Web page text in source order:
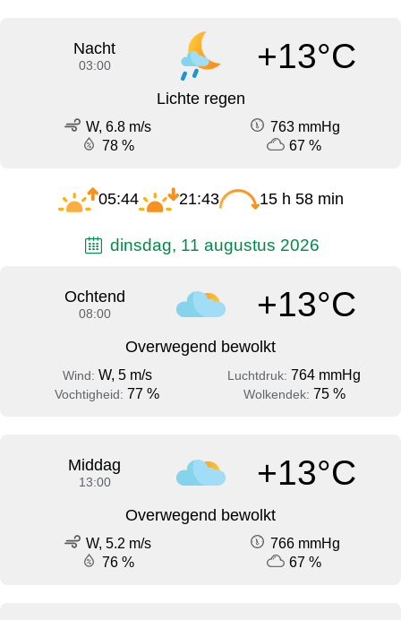
Nacht
03:00 +13°C
Lichte regen
W, 6.8 m/s
763 mmHg
78 %
67 %
05:44 21:43 15 h 58 min
dinsdag, 11 augustus 2026
Ochtend
08:00 +13°C
Overwegend bewolkt
Wind: W, 5 m/s Luchtdruk: 764 mmHg
Vochtigheid: 77 % Wolkendek: 75 %
Middag
13:00 +13°C
Overwegend bewolkt
W, 5.2 m/s
766 mmHg
76 %
67 %